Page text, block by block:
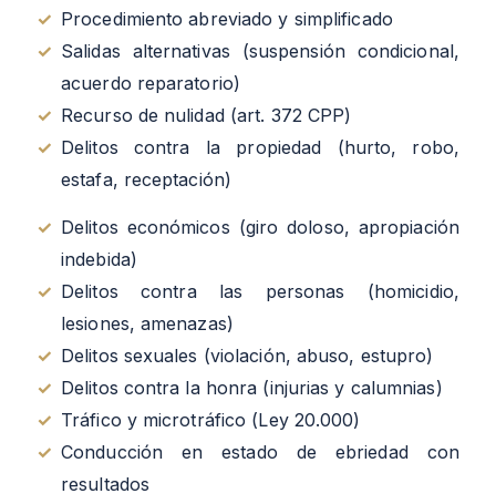
✓ Procedimiento abreviado y simplificado
✓ Salidas alternativas (suspensión condicional,
acuerdo reparatorio)
✓ Recurso de nulidad (art. 372 CPP)
✓ Delitos contra la propiedad (hurto, robo,
estafa, receptación)
✓ Delitos económicos (giro doloso, apropiación
indebida)
✓ Delitos contra las personas (homicidio,
lesiones, amenazas)
✓ Delitos sexuales (violación, abuso, estupro)
✓ Delitos contra la honra (injurias y calumnias)
✓ Tráfico y microtráfico (Ley 20.000)
✓ Conducción en estado de ebriedad con
resultados